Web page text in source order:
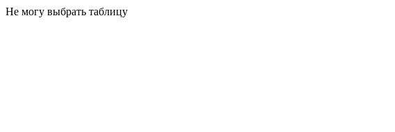
Не могу выбрать таблицу